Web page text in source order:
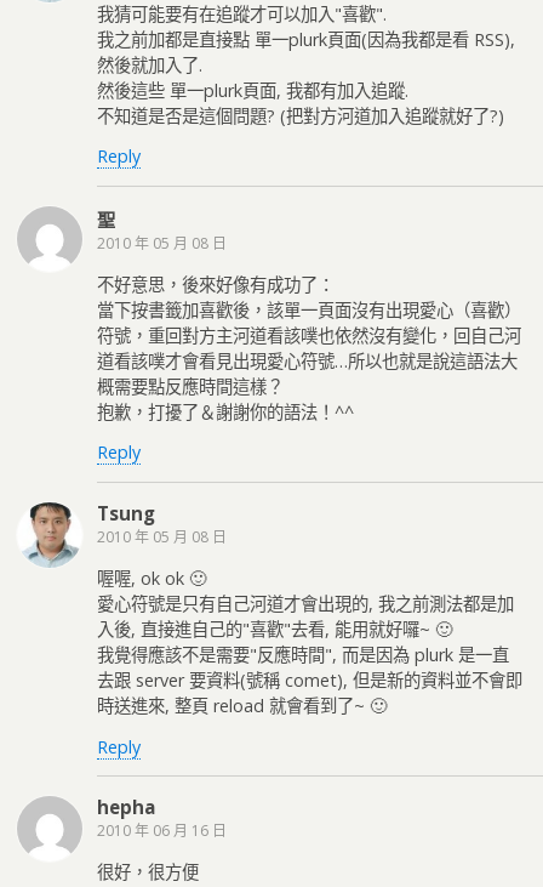
我猜可能要有在追蹤才可以加入"喜歡".
我之前加都是直接點 單一plurk頁面(因為我都是看 RSS),
然後就加入了.
然後這些 單一plurk頁面, 我都有加入追蹤.
不知道是否是這個問題? (把對方河道加入追蹤就好了?)
Reply
聖
2010 年 05 月 08 日
不好意思，後來好像有成功了：
當下按書籤加喜歡後，該單一頁面沒有出現愛心（喜歡）
符號，重回對方主河道看該噗也依然沒有變化，回自己河
道看該噗才會看見出現愛心符號…所以也就是說這語法大
概需要點反應時間這樣？
抱歉，打擾了＆謝謝你的語法！^^
Reply
Tsung
2010 年 05 月 08 日
喔喔, ok ok 🙂
愛心符號是只有自己河道才會出現的, 我之前測法都是加
入後, 直接進自己的"喜歡"去看, 能用就好囉~ 🙂
我覺得應該不是需要"反應時間", 而是因為 plurk 是一直
去跟 server 要資料(號稱 comet), 但是新的資料並不會即
時送進來, 整頁 reload 就會看到了~ 🙂
Reply
hepha
2010 年 06 月 16 日
很好，很方便